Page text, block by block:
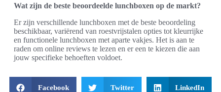
Wat zijn de beste beoordeelde lunchboxen op de markt?
Er zijn verschillende lunchboxen met de beste beoordeling
beschikbaar, variërend van roestvrijstalen opties tot kleurrijke
en functionele lunchboxen met aparte vakjes. Het is aan te
raden om online reviews te lezen en er een te kiezen die aan
jouw specifieke behoeften voldoet.
Facebook Twitter LinkedIn